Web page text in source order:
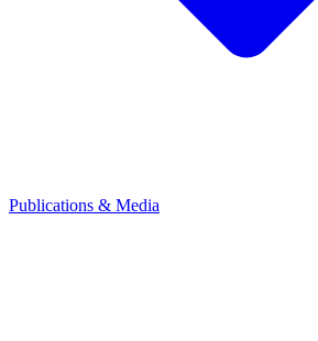
Publications & Media